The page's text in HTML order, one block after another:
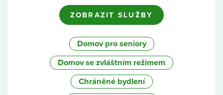
ZOBRAZIT SLUŽBY
Domov pro seniory
Domov se zvláštním režimem
Chráněné bydlení